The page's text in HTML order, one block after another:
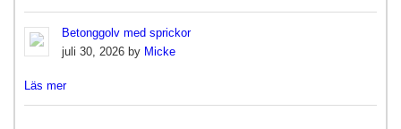
Betonggolv med sprickor
juli 30, 2026 by Micke
Läs mer